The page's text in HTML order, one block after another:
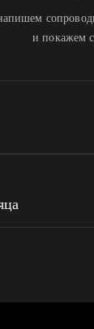
и покажем